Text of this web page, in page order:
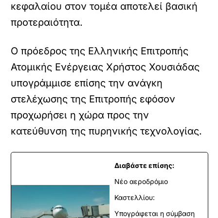
κεφαλαίου στον τομέα αποτελεί βασική
προτεραιότητα.
Ο πρόεδρος της Ελληνικής Επιτροπής
Ατομικής Ενέργειας Χρήστος Χουσιάδας
υπογράμμισε επίσης την ανάγκη
στελέχωσης της Επιτροπής εφόσον
προχωρήσει η χώρα προς την
κατεύθυνση της πυρηνικής τεχνολογίας.
Διαβάστε επίσης:
Νέο αεροδρόμιο
Καστελλίου:
Υπογράφεται η σύμβαση